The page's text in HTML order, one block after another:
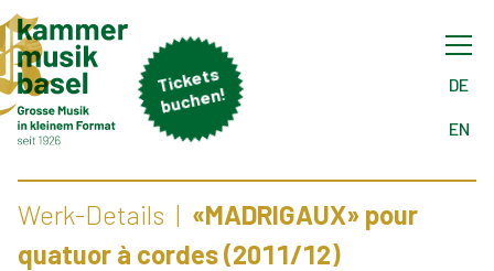
Tick
ets
buch
en! DE
EN
Werk-Details
«MADRIGAUX» pour
quatuor à cordes (2011/12)